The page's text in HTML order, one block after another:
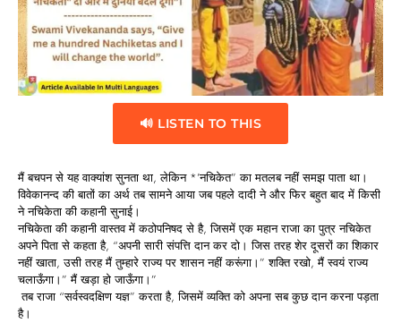
🔊 LISTEN TO THIS
मैं बचपन से यह वाक्यांश सुनता था, लेकिन *’नचिकेत” का मतलब नहीं समझ पाता था।
विवेकानन्द की बातों का अर्थ तब सामने आया जब पहले दादी ने और फिर बहुत बाद में किसी
ने नचिकेता की कहानी सुनाई।
नचिकेता की कहानी वास्तव में कठोपनिषद से है, जिसमें एक महान राजा का पुत्र नचिकेत
अपने पिता से कहता है, “अपनी सारी संपत्ति दान कर दो। जिस तरह शेर दूसरों का शिकार
नहीं खाता, उसी तरह मैं तुम्हारे राज्य पर शासन नहीं करूंगा।” शक्ति रखो, मैं स्वयं राज्य
चलाऊँगा।” मैं खड़ा हो जाऊँगा।”
तब राजा “सर्वस्वदक्षिण यज्ञ” करता है, जिसमें व्यक्ति को अपना सब कुछ दान करना पड़ता
है।